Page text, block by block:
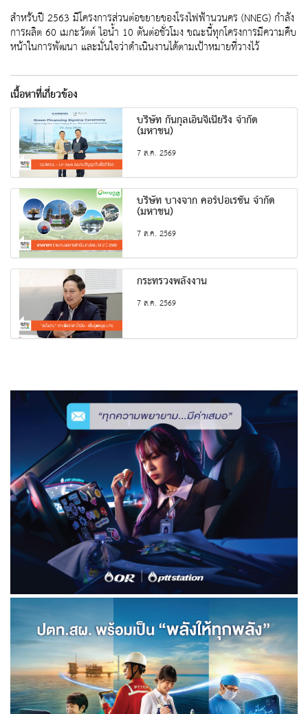
สำหรับปี 2563 มีโครงการส่วนต่อขยายของโรงไฟฟ้านวนคร (NNEG) กำลัง
การผลิต 60 เมกะวัตต์ ไอน้ำ 10 ตันต่อชั่วโมง ขณะนี้ทุกโครงการมีความคืบ
หน้าในการพัฒนา และมั่นใจว่าดำเนินงานได้ตามเป้าหมายที่วางไว้
เนื้อหาที่เกี่ยวข้อง
บริษัท กันกุลเอ็นจิเนียริ่ง จำกัด
(มหาชน)
7 ส.ค. 2569
บริษัท บางจาก คอร์ปอเรชั่น จำกัด
(มหาชน)
7 ส.ค. 2569
กระทรวงพลังงาน
7 ส.ค. 2569